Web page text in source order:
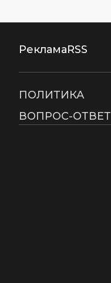
РекламаRSS
ПОЛИТИКА
ВОПРОС-ОТВЕТ